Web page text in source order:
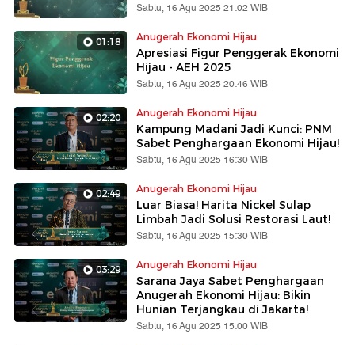
Sabtu, 16 Agu 2025 21:02 WIB
01:18 Anugerah Ekonomi Hijau
Apresiasi Figur Penggerak Ekonomi
Hijau - AEH 2025
Sabtu, 16 Agu 2025 20:46 WIB
02:20 Anugerah Ekonomi Hijau
Kampung Madani Jadi Kunci: PNM
Sabet Penghargaan Ekonomi Hijau!
Sabtu, 16 Agu 2025 16:30 WIB
02:49 Anugerah Ekonomi Hijau
Luar Biasa! Harita Nickel Sulap
Limbah Jadi Solusi Restorasi Laut!
Sabtu, 16 Agu 2025 15:30 WIB
03:29 Anugerah Ekonomi Hijau
Sarana Jaya Sabet Penghargaan
Anugerah Ekonomi Hijau: Bikin
Hunian Terjangkau di Jakarta!
Sabtu, 16 Agu 2025 15:00 WIB